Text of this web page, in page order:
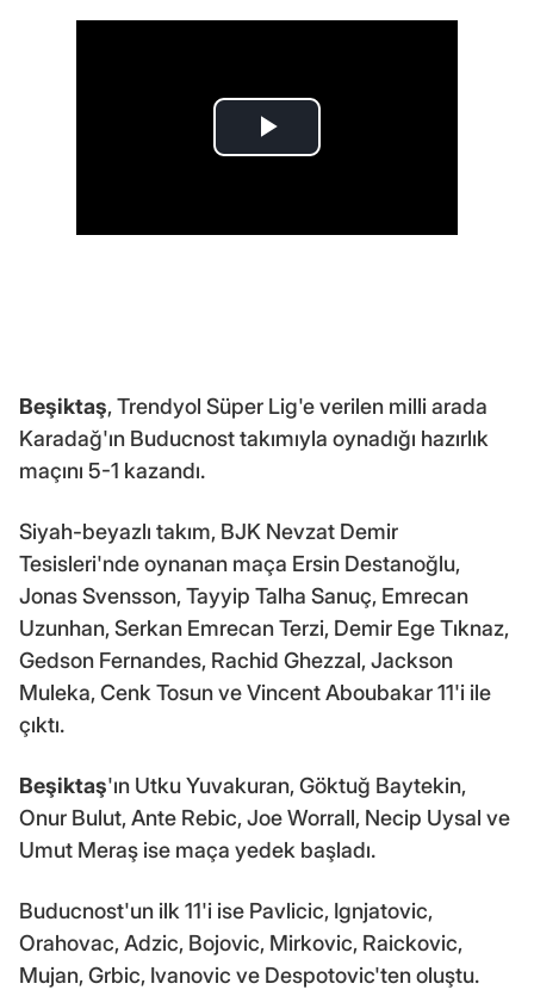
Beşiktaş, Trendyol Süper Lig'e verilen milli arada
Karadağ'ın Buducnost takımıyla oynadığı hazırlık
maçını 5-1 kazandı.
Siyah-beyazlı takım, BJK Nevzat Demir
Tesisleri'nde oynanan maça Ersin Destanoğlu,
Jonas Svensson, Tayyip Talha Sanuç, Emrecan
Uzunhan, Serkan Emrecan Terzi, Demir Ege Tıknaz,
Gedson Fernandes, Rachid Ghezzal, Jackson
Muleka, Cenk Tosun ve Vincent Aboubakar 11'i ile
çıktı.
Beşiktaş'ın Utku Yuvakuran, Göktuğ Baytekin,
Onur Bulut, Ante Rebic, Joe Worrall, Necip Uysal ve
Umut Meraş ise maça yedek başladı.
Buducnost'un ilk 11'i ise Pavlicic, Ignjatovic,
Orahovac, Adzic, Bojovic, Mirkovic, Raickovic,
Mujan, Grbic, Ivanovic ve Despotovic'ten oluştu.